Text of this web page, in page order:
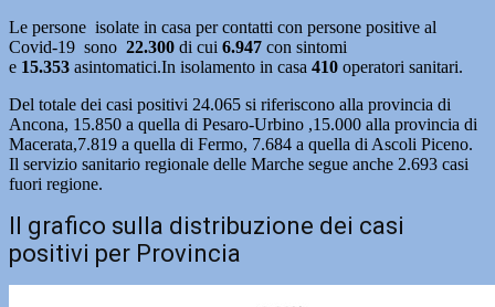
Le persone isolate in casa per contatti con persone positive al
Covid-19 sono 22.300 di cui 6.947 con sintomi
e 15.353 asintomatici.In isolamento in casa 410 operatori sanitari.
Del totale dei casi positivi 24.065 si riferiscono alla provincia di
Ancona, 15.850 a quella di Pesaro-Urbino ,15.000 alla provincia di
Macerata,7.819 a quella di Fermo, 7.684 a quella di Ascoli Piceno.
Il servizio sanitario regionale delle Marche segue anche 2.693 casi
fuori regione.
Il grafico sulla distribuzione dei casi
positivi per Provincia